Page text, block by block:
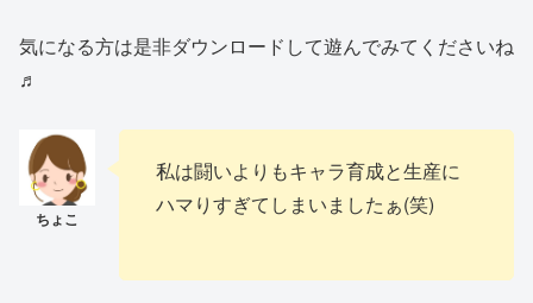
気になる方は是非ダウンロードして遊んでみてくださいね
♬
私は闘いよりもキャラ育成と生産に
ハマりすぎてしまいましたぁ(笑)